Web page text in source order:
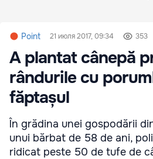
Point 21 июля 2017, 09:34 353
A plantat cânepă
rândurile cu
făptașul
În grădina unei gospodării
unui bărbat de 58 de ani,
ridicat peste 50 de tufe de